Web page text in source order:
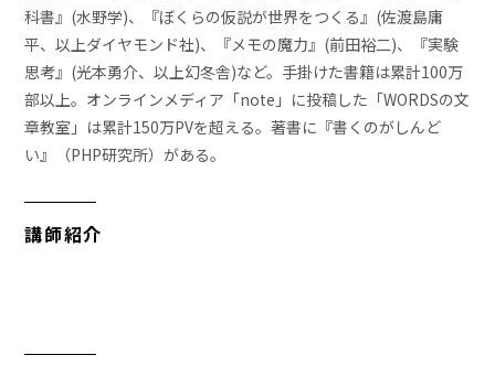
科書』(水野学)、『ぼくらの仮説が世界をつくる』(佐渡島庸
平、以上ダイヤモンド社)、『メモの魔力』(前田裕二)、『実験
思考』(光本勇介、以上幻冬舎)など。手掛けた書籍は累計100万
部以上。オンラインメディア「note」に投稿した「WORDSの文
章教室」は累計150万PVを超える。著書に『書くのがしんど
い』（PHP研究所）がある。
講師紹介